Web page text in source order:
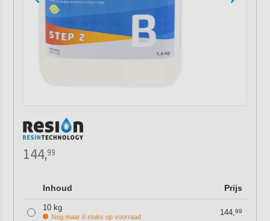
144,99
Inhoud Prijs
10 kg
Nog maar 6 stuks op voorraad 144,99